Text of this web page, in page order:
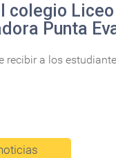
colegio
Punta
recibir a los